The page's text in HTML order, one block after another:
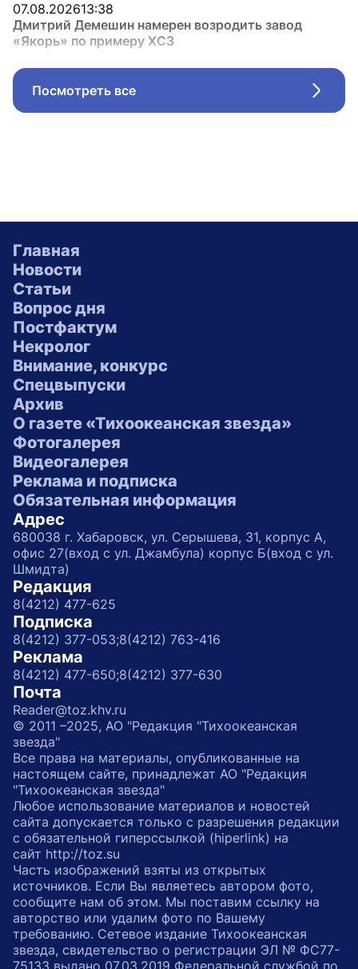
07.08.202613:38
Дмитрий Демешин намерен возродить завод
«Якорь» по примеру ХСЗ
Посмотреть все
Главная
Новости
Статьи
Вопрос дня
Постфактум
Некролог
Внимание, конкурс
Спецвыпуски
Архив
О газете «Тихоокеанская звезда»
Фотогалерея
Видеогалерея
Реклама и подписка
Обязательная информация
Адрес
680038 г. Хабаровск, ул. Серышева, 31, корпус А,
офис 27(вход с ул. Джамбула) корпус Б(вход с ул.
Шмидта)
Редакция
8(4212) 477-625
Подписка
8(4212) 377-053;8(4212) 763-416
Реклама
8(4212) 477-650;8(4212) 377-630
Почта
Reader@toz.khv.ru
© 2011 –2025, АО "Редакция "Тихоокеанская
звезда"
Все права на материалы, опубликованные на
настоящем сайте, принадлежат АО "Редакция
"Тихоокеанская звезда"
Любое использование материалов и новостей
сайта допускается только с разрешения редакции
с обязательной гиперссылкой (hiperlink) на
сайт http://toz.su
Часть изображений взяты из открытых
источников. Если Вы являетесь автором фото,
сообщите нам об этом. Мы поставим ссылку на
авторство или удалим фото по Вашему
требованию. Сетевое издание Тихоокеанская
звезда, свидетельство о регистрации ЭЛ № ФС77-
75133 выдано 07.03.2019 Федеральной службой по